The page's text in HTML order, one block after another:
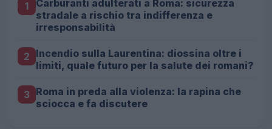
1
Carburanti adulterati a Roma: sicurezza
stradale a rischio tra indifferenza e
irresponsabilità
2 Incendio sulla Laurentina: diossina oltre i
limiti, quale futuro per la salute dei romani?
3 Roma in preda alla violenza: la rapina che
sciocca e fa discutere